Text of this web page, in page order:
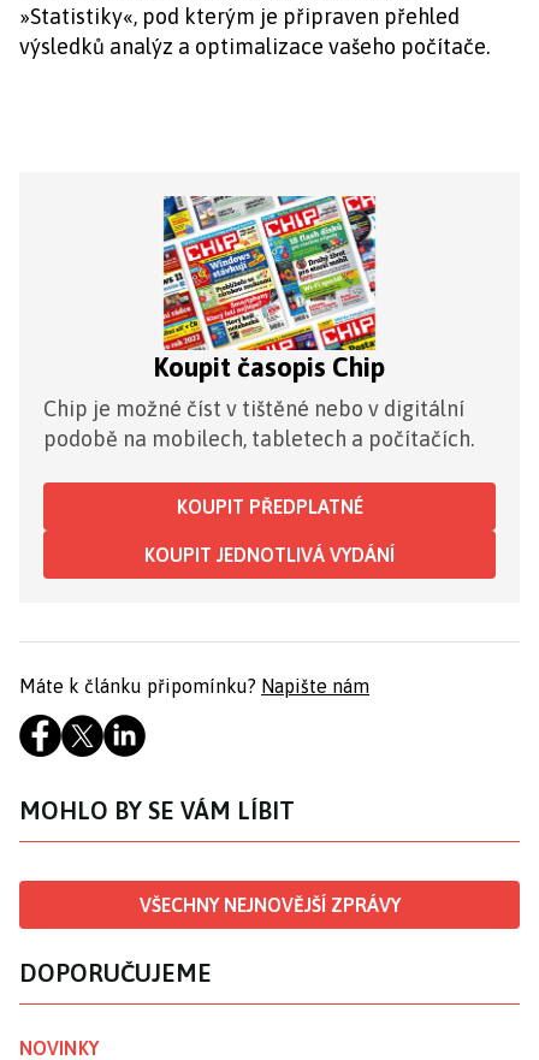
»Statistiky«, pod kterým je připraven přehled
výsledků analýz a optimalizace vašeho počítače.
Koupit časopis Chip
Chip je možné číst v tištěné nebo v digitální
podobě na mobilech, tabletech a počítačích.
KOUPIT PŘEDPLATNÉ
KOUPIT JEDNOTLIVÁ VYDÁNÍ
Máte k článku připomínku? Napište nám
MOHLO BY SE VÁM LÍBIT
VŠECHNY NEJNOVĚJŠÍ ZPRÁVY
DOPORUČUJEME
NOVINKY